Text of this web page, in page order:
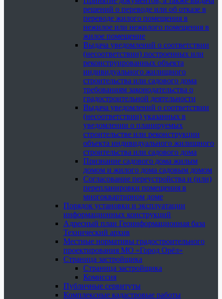
решений о переводе или об отказе в
переводе жилого помещения в
нежилое или нежилого помещения в
жилое помещение
Выдача уведомлений о соответствии
(несоответствии) построенных или
реконструированных объекта
индивидуального жилищного
строительства или садового дома
требованиям законодательства о
градостроительной деятельности
Выдача уведомлений о соответствии
(несоответствии) указанных в
уведомлении о планируемых
строительстве или реконструкции
объекта индивидуального жилищного
строительства или садового дома
Признание садового дома жилым
домом и жилого дома садовым домом
Согласование переустройства и (или)
перепланировки помещения в
многоквартирном доме
Порядок установки и эксплуатации
информационных конструкций
Адресный план Геоинформационная база
Технический архив
Местные нормативы градостроительного
проектирования МО «Город Орёл»
Страница застройщика
Страница застройщика
Комиссия
Публичные сервитуты
Комплексные кадастровые работы